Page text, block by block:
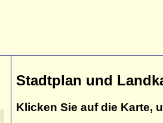
Stadtplan und
Klicken Sie auf die Karte,